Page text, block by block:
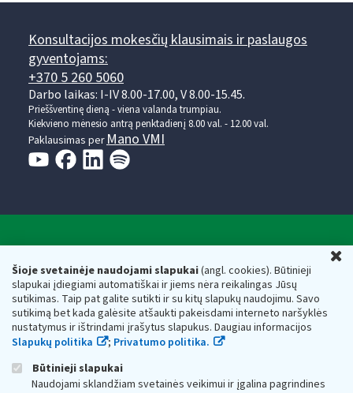
Šioje svetainėje naudojami slapukai(angl. cookies). Būtinieji
slapukai įdiegiami automatiškai ir jiems nėra reikalingas Jūsų
sutikimas. Taip pat galite sutikti ir su kitų slapukų naudojimu. Savo
sutikimą bet kada galėsite atšaukti pakeisdami interneto naršyklės
nustatymus ir ištrindami įrašytus slapukus. Daugiau informacijos
Slapukų politika
; Privatumo politika.
Būtinieji slapukai
Naudojami sklandžiam svetainės veikimui ir įgalina pagrindines
Konsultacijos mokesčių klausimais ir paslaugos
gyventojams:
+370 5 260 5060
Darbo laikas: I-IV 8.00-17.00, V 8.00-15.45.
Prieššventinę dieną - viena valanda trumpiau.
Kiekvieno mėnesio antrą penktadienį 8.00 val. - 12.00 val.
Paklausimas per Mano VMI
Respublikos finansų ministerijos
Biudžetinė įstaiga. Juridinio asmens kodas — 188659752,
adresas: Vasario 16-osios g. 14, 01107 Vilnius, Lietuva, el.paštas:
vmi@vmi.lt, E. pristatymo dėžutės adresas 188659752
Duomenys apie Valstybinę mokesčių inspekciją prie Lietuvos
Respublikos finansų ministerijos kaupiami ir saugomi Juridinių